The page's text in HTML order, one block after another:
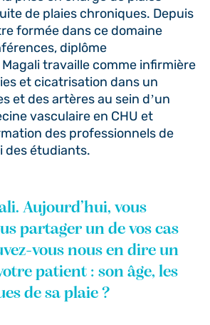
de plaies chroniques. Depuis
formée dans ce domaine
diplôme
travaille comme infirmière
et cicatrisation dans un
et des artères au sein d’un
vasculaire en CHU et
des professionnels de
des étudiants.
Aujourd’hui, vous
partager un de vos cas
vous nous en dire un
patient : son âge, les
de sa plaie ?